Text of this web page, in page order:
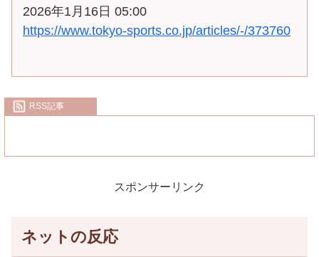
2026年1月16日 05:00
https://www.tokyo-sports.co.jp/articles/-/373760
RSS記事
スポンサーリンク
ネットの反応